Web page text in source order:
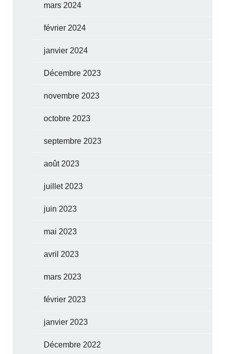
mars 2024
février 2024
janvier 2024
Décembre 2023
novembre 2023
octobre 2023
septembre 2023
août 2023
juillet 2023
juin 2023
mai 2023
avril 2023
mars 2023
février 2023
janvier 2023
Décembre 2022